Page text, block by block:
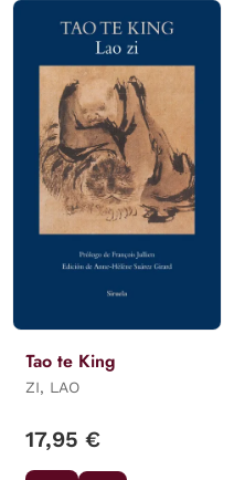
Tao te King
ZI, LAO
17,95 €